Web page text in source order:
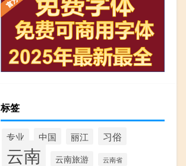
标签
专业 中国 丽江 习俗
云南 云南旅游 云南省